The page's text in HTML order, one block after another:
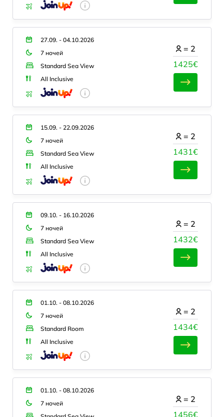
27.09. - 04.10.2026
7 ночей
Standard Sea View
All Inclusive
1425€
= 2
15.09. - 22.09.2026
7 ночей
Standard Sea View
All Inclusive
1431€
= 2
09.10. - 16.10.2026
7 ночей
Standard Sea View
All Inclusive
1432€
= 2
01.10. - 08.10.2026
7 ночей
Standard Room
All Inclusive
1434€
= 2
01.10. - 08.10.2026
7 ночей
1456€
= 2